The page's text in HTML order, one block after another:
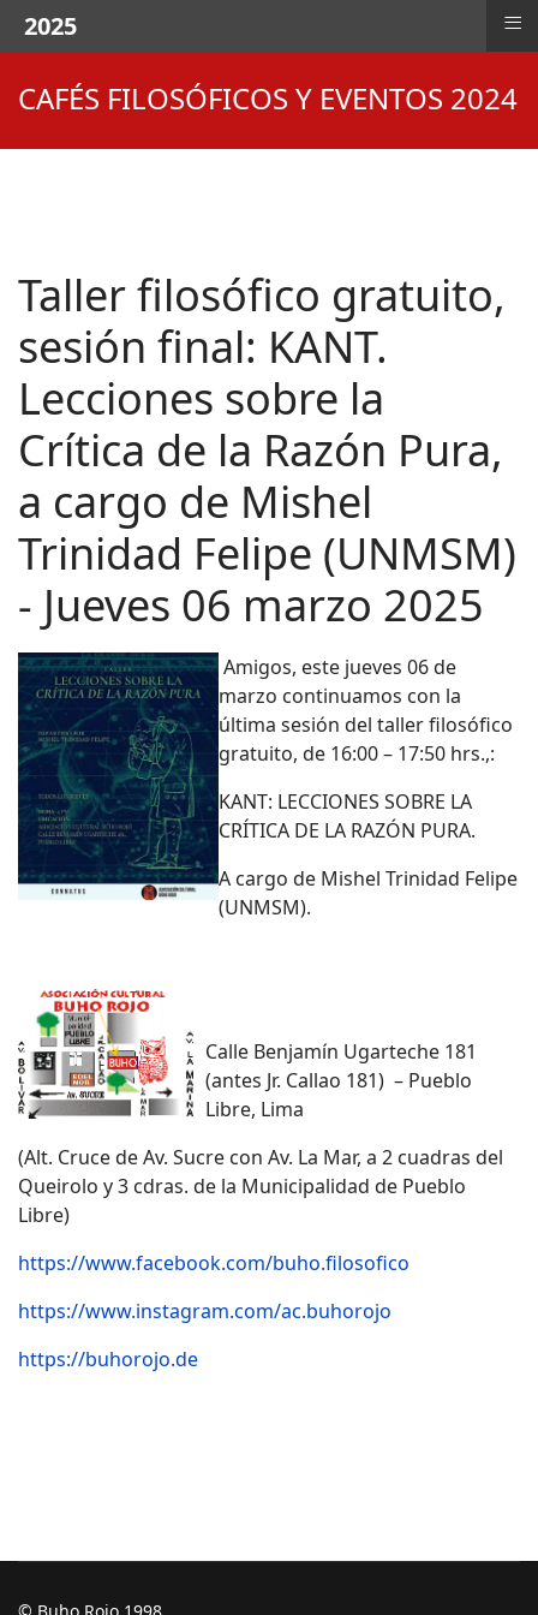
CAFÉS FILOSÓFICOS Y EVENTOS 2024
Taller filosófico gratuito,
sesión final: KANT.
Lecciones sobre la
Crítica de la Razón Pura,
a cargo de Mishel
Trinidad Felipe (UNMSM)
- Jueves 06 marzo 2025
Amigos, este jueves 06 de
marzo continuamos con la
última sesión del taller filosófico
gratuito, de 16:00 – 17:50 hrs.,:
KANT: LECCIONES SOBRE LA
CRÍTICA DE LA RAZÓN PURA.
A cargo de Mishel Trinidad Felipe
(UNMSM).
Calle Benjamín Ugarteche 181
(antes Jr. Callao 181) – Pueblo
Libre, Lima
(Alt. Cruce de Av. Sucre con Av. La Mar, a 2 cuadras del
Queirolo y 3 cdras. de la Municipalidad de Pueblo
Libre)
https://www.facebook.com/buho.filosofico
https://www.instagram.com/ac.buhorojo
https://buhorojo.de
2025 ≡